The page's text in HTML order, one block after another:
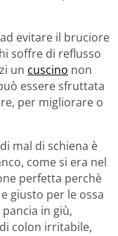
evitare il bruciore
soffre di reflusso
un cuscino non
essere sfruttata
per migliorare o
mal di schiena è
come si era nel
perfetta perchè
giusto per le ossa
in giù,
colon irritabile,